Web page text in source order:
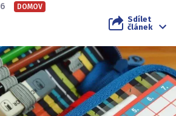
DOMOV
Sdílet
článek